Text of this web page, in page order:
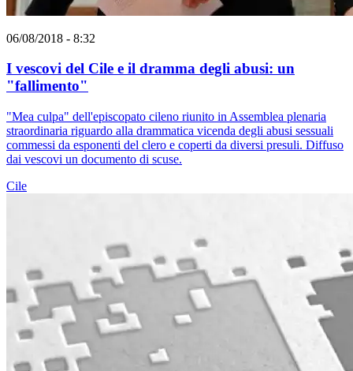
06/08/2018 - 8:32
I vescovi del Cile e il dramma degli abusi: un
"fallimento"
"Mea culpa" dell'episcopato cileno riunito in Assemblea plenaria
straordinaria riguardo alla drammatica vicenda degli abusi sessuali
commessi da esponenti del clero e coperti da diversi presuli. Diffuso
dai vescovi un documento di scuse.
Cile